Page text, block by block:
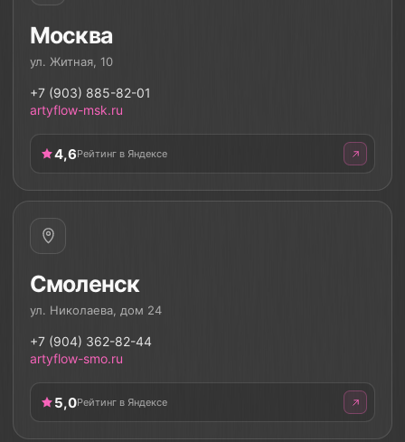
Москва
ул. Житная, 10
+7 (903) 885-82-01
artyflow-msk.ru
4,6Рейтинг в Яндексе
Смоленск
ул. Николаева, дом 24
+7 (904) 362-82-44
artyflow-smo.ru
5,0Рейтинг в Яндексе